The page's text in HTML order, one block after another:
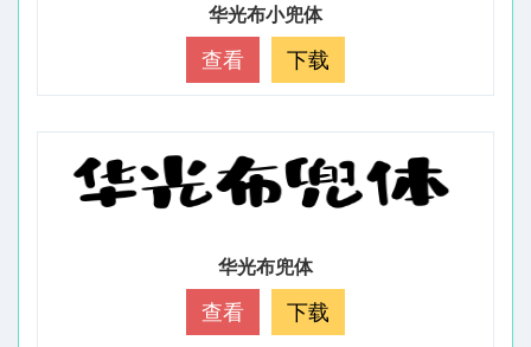
华光布小兜体
查看 下载
华光布兜体
查看 下载